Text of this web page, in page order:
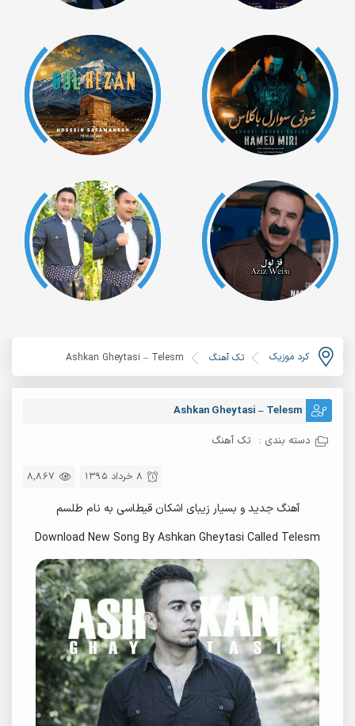
کرد موزیک تک آهنگ Ashkan Gheytasi – Telesm
Ashkan Gheytasi – Telesm
دسته بندی : تک آهنگ
8,867 8 خرداد 1395
آهنگ جدید و بسیار زیبای اشکان قیطاسی به نام طلسم
Download New Song By Ashkan Gheytasi Called Telesm